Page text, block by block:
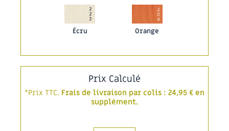
Écru Orange
Prix Calculé
*Prix TTC. Frais de livraison par colis : 24,95 € en
supplément.